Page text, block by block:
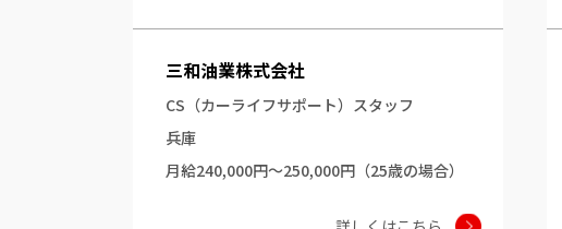
三和油業株式会社
CS（カーライフサポート）スタッフ
兵庫
月給240,000円～250,000円（25歳の場合）